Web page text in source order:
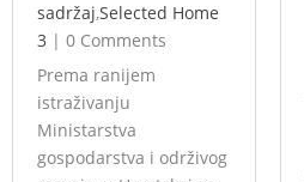
sadržaj,Selected Home
3 | 0 Comments
Prema ranijem
istraživanju
Ministarstva
gospodarstva i održivog